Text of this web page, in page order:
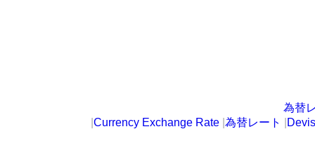
為替
Currency Exchange Rate 為替レート